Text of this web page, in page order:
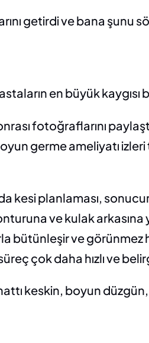
getirdi ve bana şunu
en büyük kaygısı
fotoğraflarını
germe ameliyatı
kesi planlaması,
ve kulak
bütünleşir ve
çok daha hızlı ve
keskin, boyun